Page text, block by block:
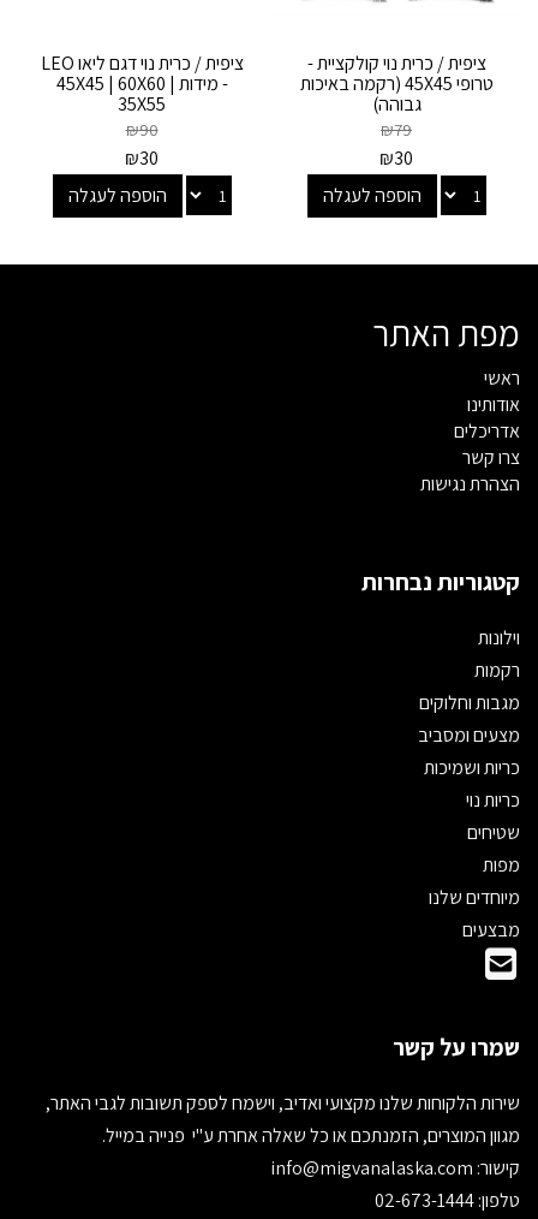
ציפית / כרית נוי קולקציית -
טרופי 45X45 (רקמה באיכות
גבוהה)
₪79
₪30
הוספה לעגלה
ציפית / כרית נוי דגם ליאו LEO
- מידות 45X45 | 60X60 |
35X55
₪90
₪30
הוספה לעגלה
מפת האתר
ראשי
אודותינו
אדריכלים
צרו קשר
הצהרת נגישות
קטגוריות נבחרות
וילונות
רקמות
מגבות וחלוקים
מצעים ומסביב
כריות ושמיכות
כריות נוי
שטיחים
מפות
מיוחדים שלנו
מבצעים
שמרו על קשר
שירות הלקוחות שלנו מקצועי ואדיב, וישמח לספק תשובות לגבי האתר,
מגוון המוצרים, הזמנתכם או כל שאלה אחרת ע"י פנייה במייל.
קישור:
טלפון: 02-673-1444